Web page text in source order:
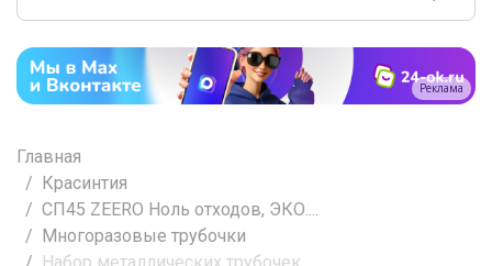
Реклама
Главная
Красинтия
СП45 ZEERO Ноль отходов, ЭКО....
Многоразовые трубочки
Набор металлических трубочек...